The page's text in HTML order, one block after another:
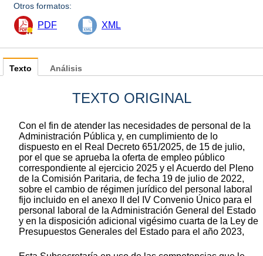
Otros formatos:
PDF XML
Texto
TEXTO ORIGINAL
Con el fin de atender las necesidades de personal de la
Administración Pública y, en cumplimiento de lo
dispuesto en el Real Decreto 651/2025, de 15 de julio,
por el que se aprueba la oferta de empleo público
correspondiente al ejercicio 2025 y el Acuerdo del Pleno
de la Comisión Paritaria, de fecha 19 de julio de 2022,
sobre el cambio de régimen jurídico del personal laboral
fijo incluido en el anexo II del IV Convenio Único para el
personal laboral de la Administración General del Estado
y en la disposición adicional vigésimo cuarta de la Ley de
Presupuestos Generales del Estado para el año 2023,
Análisis